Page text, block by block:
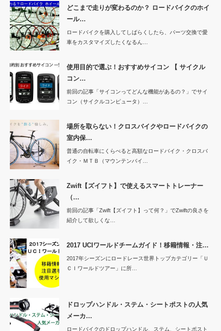
どこまで走りが変わるのか？ ロードバイクのホイ
ール…
ロードバイクを購入してしばらくしたら、パーツ交換で愛
車をカスタマイズしたくなるん…
使用目的で選ぶ！おすすめサイコン 【 サイクル
コン…
前回の記事「サイコンってどんな機能があるの？」でサイ
コン（サイクルコンピュータ）…
場所を取らない！クロスバイクやロードバイクの
室内保…
普通の自転車にくらべると高額なロードバイク・クロスバ
イク・ＭＴＢ（マウンテンバイ…
Zwift【ズイフト】で使えるスマートトレーナー
（…
前回の記事「Zwift【ズイフト】って何？」でZwiftの良さを
紹介して欲しくな…
2017 UCIワールドチームガイド！移籍情報・注…
2017年シーズンにロードレース世界トップカテゴリー「Ｕ
ＣＩワールドツアー」に所…
ドロップハンドル・ステム・シートポストの人気
メーカ…
ロードバイクのドロップハンドル、ステム、シートポスト